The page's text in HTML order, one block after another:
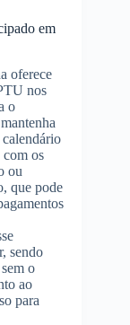
em
oferece
nos
o
os
ou
que pode
sendo
o
ao
para